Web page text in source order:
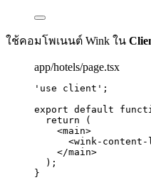
ใช้คอมโพเนนต์ Wink ใน
app/hotels/page.tsx
' use client ' ;
export default
return (
<main>
<wink-content-
</main>
);
}